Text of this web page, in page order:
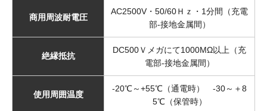
商用周波耐電圧
AC2500V・50/60Ｈｚ・1分間（充電
部-接地金属間）
絶縁抵抗
DC500Ｖメガにて1000MΩ以上（充
電部-接地金属間）
使用周囲温度
-20℃～+55℃（通電時） -30～＋8
5℃（保管時）